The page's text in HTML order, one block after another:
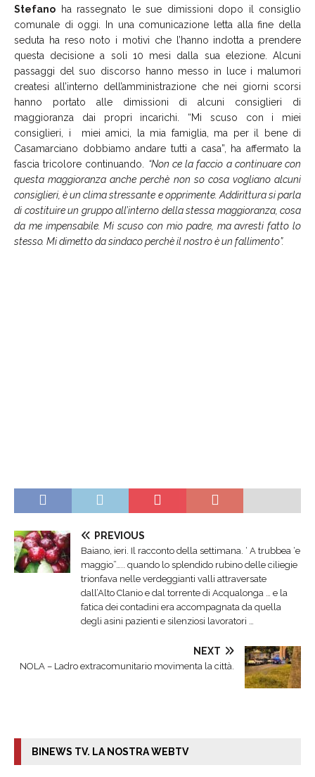
Stefano ha rassegnato le sue dimissioni dopo il consiglio
comunale di oggi. In una comunicazione letta alla fine della
seduta ha reso noto i motivi che l’hanno indotta a prendere
questa decisione a soli 10 mesi dalla sua elezione. Alcuni
passaggi del suo discorso hanno messo in luce i malumori
createsi all’interno dell’amministrazione che nei giorni scorsi
hanno portato alle dimissioni di alcuni consiglieri di
maggioranza dai propri incarichi. “Mi scuso con i miei
consiglieri, i miei amici, la mia famiglia, ma per il bene di
Casamarciano dobbiamo andare tutti a casa”, ha affermato la
fascia tricolore continuando. “Non ce la faccio a continuare con
questa maggioranza anche perchè non so cosa vogliano alcuni
consiglieri, è un clima stressante e opprimente. Addirittura si parla
di costituire un gruppo all’interno della stessa maggioranza, cosa
da me impensabile. Mi scuso con mio padre, ma avresti fatto lo
stesso. Mi dimetto da sindaco perchè il nostro è un fallimento”.
PREVIOUS
Baiano, ieri. Il racconto della settimana. ‘ A trubbea ‘e
maggio”….. quando lo splendido rubino delle ciliegie
trionfava nelle verdeggianti valli attraversate
dall’Alto Clanio e dal torrente di Acqualonga … e la
fatica dei contadini era accompagnata da quella
degli asini pazienti e silenziosi lavoratori …
NEXT
NOLA – Ladro extracomunitario movimenta la città.
BINEWS TV. LA NOSTRA WEBTV